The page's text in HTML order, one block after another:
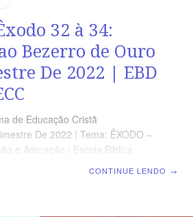
32 à 34:
Bezerro de Ouro
De 2022 | EBD
de Educação Cristã
De 2022 | Tema: ÊXODO –
e Adoração | Escola Biblica
CONTINUE LENDO →